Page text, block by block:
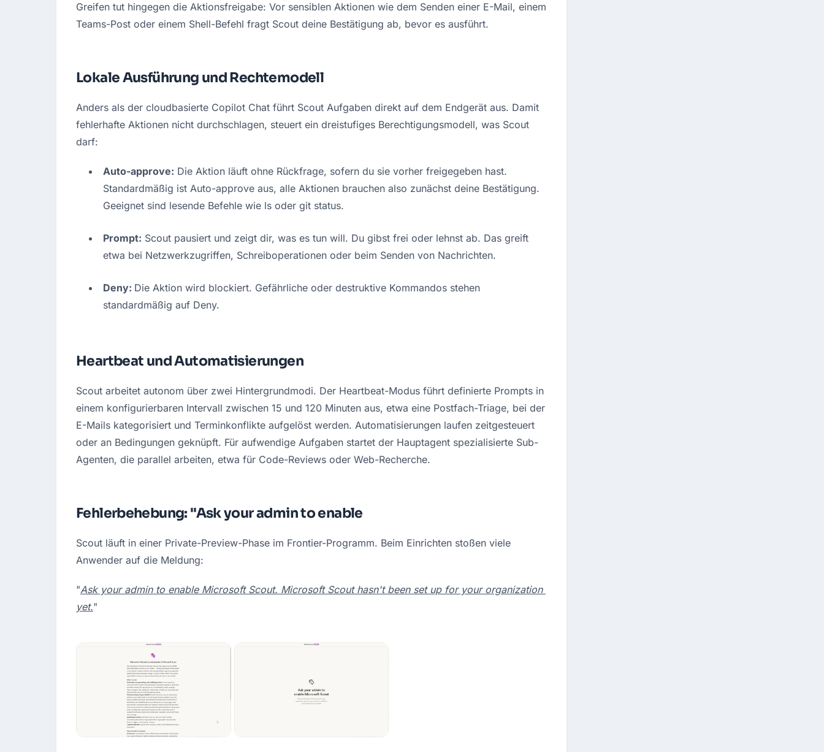
Greifen tut hingegen die Aktionsfreigabe: Vor sensiblen Aktionen wie dem Senden einer E-Mail, einem
Teams-Post oder einem Shell-Befehl fragt Scout deine Bestätigung ab, bevor es ausführt.
Lokale Ausführung und Rechtemodell
Anders als der cloudbasierte Copilot Chat führt Scout Aufgaben direkt auf dem Endgerät aus. Damit
fehlerhafte Aktionen nicht durchschlagen, steuert ein dreistufiges Berechtigungsmodell, was Scout
darf:
Auto-approve: Die Aktion läuft ohne Rückfrage, sofern du sie vorher freigegeben hast.
Standardmäßig ist Auto-approve aus, alle Aktionen brauchen also zunächst deine Bestätigung.
Geeignet sind lesende Befehle wie ls oder git status.
Prompt: Scout pausiert und zeigt dir, was es tun will. Du gibst frei oder lehnst ab. Das greift
etwa bei Netzwerkzugriffen, Schreiboperationen oder beim Senden von Nachrichten.
Deny: Die Aktion wird blockiert. Gefährliche oder destruktive Kommandos stehen
standardmäßig auf Deny.
Heartbeat und Automatisierungen
Scout arbeitet autonom über zwei Hintergrundmodi. Der Heartbeat-Modus führt definierte Prompts in
einem konfigurierbaren Intervall zwischen 15 und 120 Minuten aus, etwa eine Postfach-Triage, bei der
E-Mails kategorisiert und Terminkonflikte aufgelöst werden. Automatisierungen laufen zeitgesteuert
oder an Bedingungen geknüpft. Für aufwendige Aufgaben startet der Hauptagent spezialisierte Sub-
Agenten, die parallel arbeiten, etwa für Code-Reviews oder Web-Recherche.
Fehlerbehebung: "Ask your admin to enable
Scout läuft in einer Private-Preview-Phase im Frontier-Programm. Beim Einrichten stoßen viele
Anwender auf die Meldung:
"Ask your admin to enable Microsoft Scout. Microsoft Scout hasn't been set up for your organization
yet."